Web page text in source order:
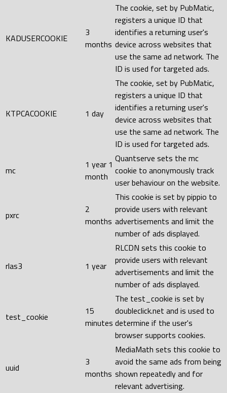
KADUSERCOOKIE
3
months
The cookie, set by PubMatic,
registers a unique ID that
identifies a returning user's
device across websites that
use the same ad network. The
ID is used for targeted ads.
KTPCACOOKIE 1 day
The cookie, set by PubMatic,
registers a unique ID that
identifies a returning user's
device across websites that
use the same ad network. The
ID is used for targeted ads.
mc
1 year 1
month
Quantserve sets the mc
cookie to anonymously track
user behaviour on the website.
pxrc
2
months
This cookie is set by pippio to
provide users with relevant
advertisements and limit the
number of ads displayed.
rlas3 1 year
RLCDN sets this cookie to
provide users with relevant
advertisements and limit the
number of ads displayed.
test_cookie
15
minutes
The test_cookie is set by
doubleclick.net and is used to
determine if the user's
browser supports cookies.
uuid
3
months
MediaMath sets this cookie to
avoid the same ads from being
shown repeatedly and for
relevant advertising.